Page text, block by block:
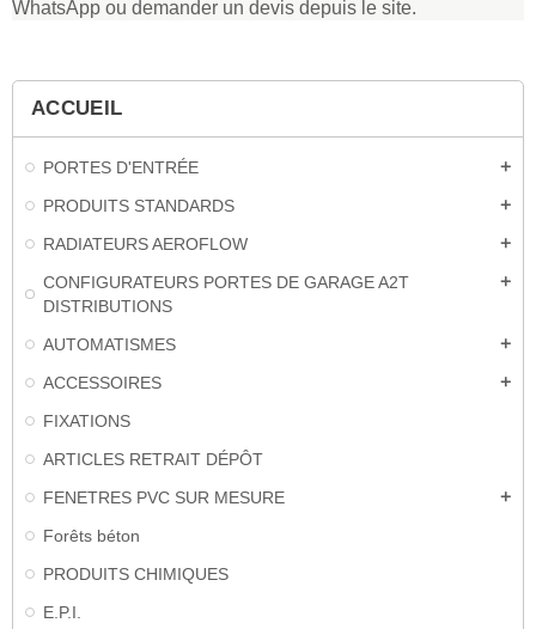
ACCUEIL
PORTES D'ENTRÉE add
PRODUITS STANDARDS add
RADIATEURS AEROFLOW add
CONFIGURATEURS PORTES DE GARAGE A2T
DISTRIBUTIONS
add
AUTOMATISMES add
ACCESSOIRES add
FIXATIONS
ARTICLES RETRAIT DÉPÔT
FENETRES PVC SUR MESURE
add
Forêts béton
PRODUITS CHIMIQUES
E.P.I.
WhatsApp ou demander un devis depuis le site.